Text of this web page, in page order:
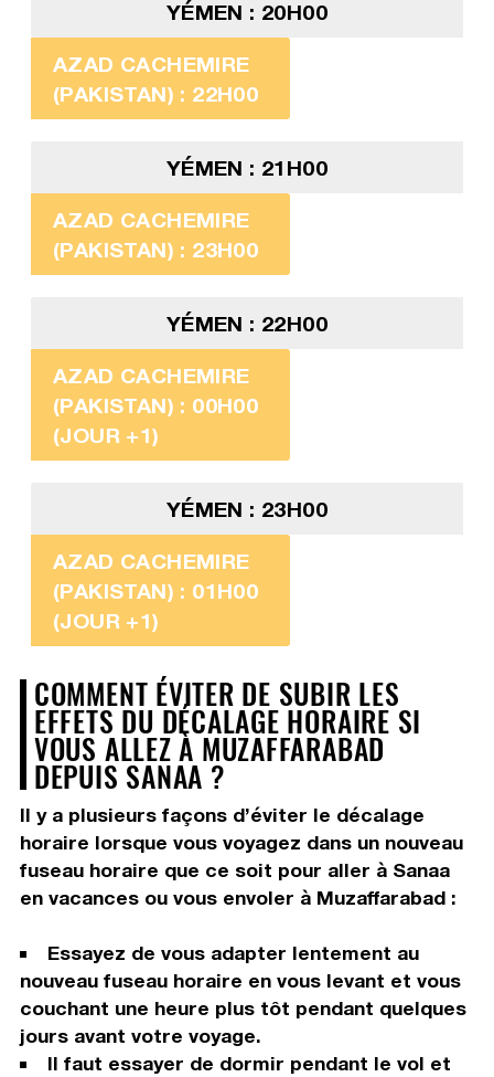
YÉMEN : 20H00
AZAD CACHEMIRE
(PAKISTAN) : 22H00
YÉMEN : 21H00
AZAD CACHEMIRE
(PAKISTAN) : 23H00
YÉMEN : 22H00
AZAD CACHEMIRE
(PAKISTAN) : 00H00
(JOUR +1)
YÉMEN : 23H00
AZAD CACHEMIRE
(PAKISTAN) : 01H00
(JOUR +1)
COMMENT ÉVITER DE SUBIR LES
EFFETS DU DÉCALAGE HORAIRE SI
VOUS ALLEZ À MUZAFFARABAD
DEPUIS SANAA ?
Il y a plusieurs façons d’éviter le décalage
horaire lorsque vous voyagez dans un nouveau
fuseau horaire que ce soit pour aller à Sanaa
en vacances ou vous envoler à Muzaffarabad :
Essayez de vous adapter lentement au
nouveau fuseau horaire en vous levant et vous
couchant une heure plus tôt pendant quelques
jours avant votre voyage.
Il faut essayer de dormir pendant le vol et